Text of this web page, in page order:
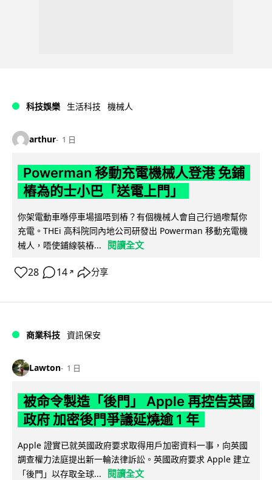
科技娛樂 生活科技 機械人
arthur 1 日
Powerman 移動充電機械人登港 免鋪
樁為的士小巴「送電上門」
你架電動車喺停車場搵唔到樁？有個機械人會自己行過嚟幫你
充電。THEi 高科院同內地公司研發出 Powerman 移動充電機
械人，唔使鋪線裝樁...
閱讀全文
28 14 ↗ 分享
商業科技 資訊保安
Lawton 1 日
被命令製造「後門」 Apple 再控告英國
政府 加密後門爭議延燒逾 1 年
Apple 證實已就英國政府要求取得用戶加密資料一事，向英國
調查權力法庭提出新一輪法律訴訟。英國政府要求 Apple 建立
「後門」以存取全球...
閱讀全文